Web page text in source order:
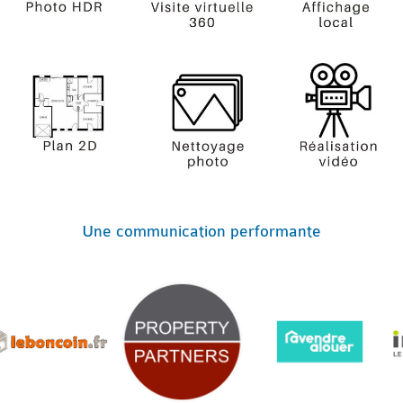
Une communication performante